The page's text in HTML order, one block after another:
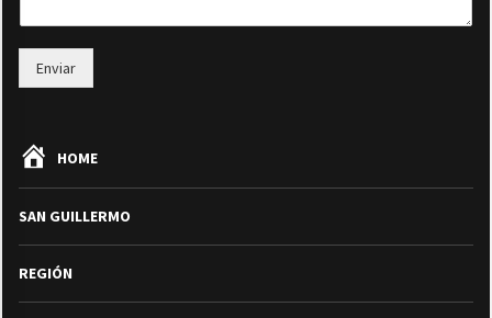
Enviar
HOME
SAN GUILLERMO
REGIÓN